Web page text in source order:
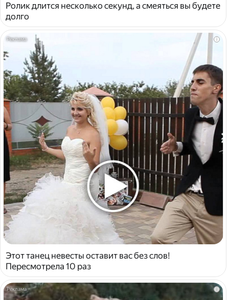
Ролик длится несколько секунд, а смеяться вы будете
долго
i
Этот танец невесты оставит вас без слов!
Пересмотрела 10 раз
i